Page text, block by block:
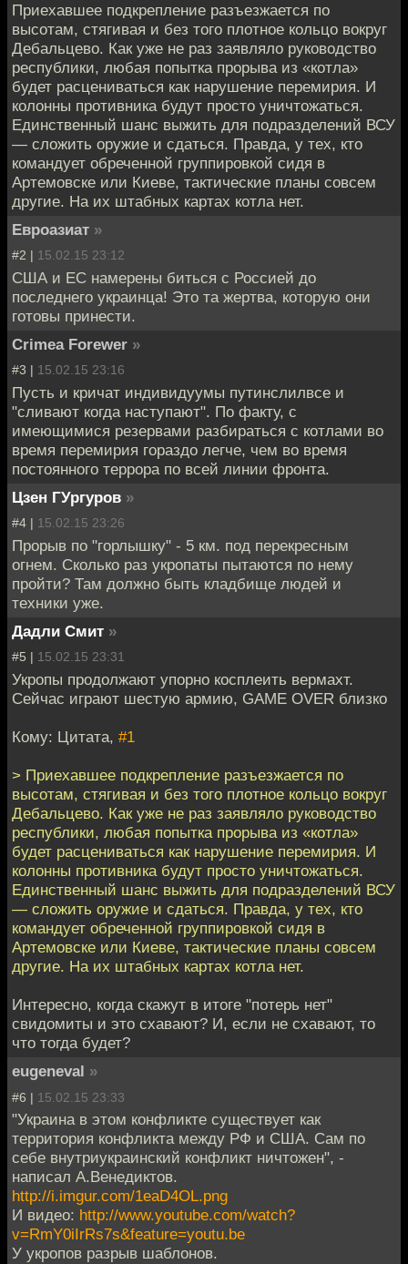
Приехавшее подкрепление разъезжается по
высотам, стягивая и без того плотное кольцо вокруг
Дебальцево. Как уже не раз заявляло руководство
республики, любая попытка прорыва из «котла»
будет расцениваться как нарушение перемирия. И
колонны противника будут просто уничтожаться.
Единственный шанс выжить для подразделений ВСУ
— сложить оружие и сдаться. Правда, у тех, кто
командует обреченной группировкой сидя в
Артемовске или Киеве, тактические планы совсем
другие. На их штабных картах котла нет.
Евроазиат »
#2 | 15.02.15 23:12
США и ЕС намерены биться с Россией до
последнего украинца! Это та жертва, которую они
готовы принести.
Crimea Forewer »
#3 | 15.02.15 23:16
Пусть и кричат индивидуумы путинслилвсе и
"сливают когда наступают". По факту, с
имеющимися резервами разбираться с котлами во
время перемирия гораздо легче, чем во время
постоянного террора по всей линии фронта.
Цзен ГУргуров »
#4 | 15.02.15 23:26
Прорыв по "горлышку" - 5 км. под перекресным
огнем. Сколько раз укропаты пытаются по нему
пройти? Там должно быть кладбище людей и
техники уже.
Дадли Смит »
#5 | 15.02.15 23:31
Укропы продолжают упорно косплеить вермахт.
Сейчас играют шестую армию, GAME OVER близко
Кому: Цитата, #1
> Приехавшее подкрепление разъезжается по
высотам, стягивая и без того плотное кольцо вокруг
Дебальцево. Как уже не раз заявляло руководство
республики, любая попытка прорыва из «котла»
будет расцениваться как нарушение перемирия. И
колонны противника будут просто уничтожаться.
Единственный шанс выжить для подразделений ВСУ
— сложить оружие и сдаться. Правда, у тех, кто
командует обреченной группировкой сидя в
Артемовске или Киеве, тактические планы совсем
другие. На их штабных картах котла нет.
Интересно, когда скажут в итоге "потерь нет"
свидомиты и это схавают? И, если не схавают, то
что тогда будет?
eugeneval »
#6 | 15.02.15 23:33
"Украина в этом конфликте существует как
территория конфликта между РФ и США. Сам по
себе внутриукраинский конфликт ничтожен", -
написал А.Венедиктов.
http://i.imgur.com/1eaD4OL.png
И видео: http://www.youtube.com/watch?
v=RmY0iIrRs7s&feature=youtu.be
У укропов разрыв шаблонов.